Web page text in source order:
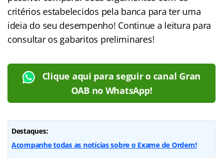
critérios estabelecidos pela banca para ter uma
ideia do seu desempenho! Continue a leitura para
consultar os gabaritos preliminares!
Clique aqui para seguir o canal Gran
OAB no WhatsApp!
Destaques:
Acompanhe todas as notícias sobre o Exame de Ordem!